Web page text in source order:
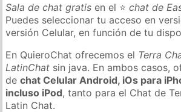
Sala de chat gratis en el ⭐chat de
Puedes seleccionar tu acceso en
versión Celular, en función de tu
En QuieroChat ofrecemos el Terra
LatinChat sin java. En ambos casos,
dechat Celular Android, iOs para
incluso iPod, tanto para el Chat de
Latin Chat.